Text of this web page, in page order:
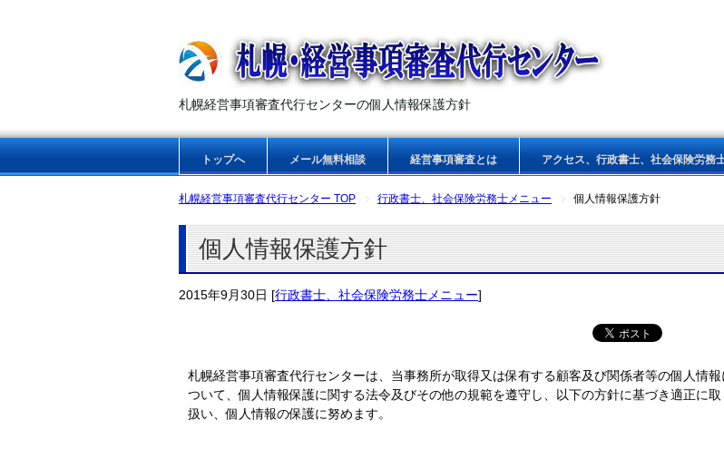
札幌経営事項審査代行センターの個人情報保護方針
トップへ メール無料相談 経営事項審査とは アクセス、行政書士、社会保険労務
札幌経営事項審査代行センター TOP 行政書士、社会保険労務士メニュー 個人情報保護方針
個人情報保護方針
2015年9月30日 [行政書士、社会保険労務士メニュー]
札幌経営事項審査代行センターは、当事務所が取得又は保有する顧客及び関係者等の個人情報
ついて、個人情報保護に関する法令及びその他の規範を遵守し、以下の方針に基づき適正に取
扱い、個人情報の保護に努めます。